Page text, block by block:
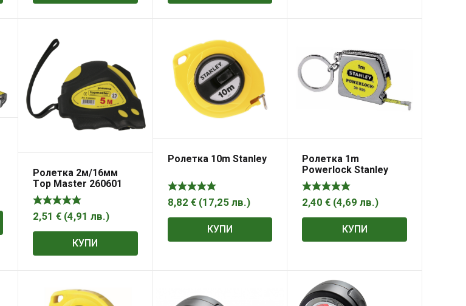
Ролетка 2м/16мм
Тop Master 260601
2,51 € (4,91 лв.)
КУПИ
Ролетка 10m Stanley
8,82 € (17,25 лв.)
КУПИ
Ролетка 1m
Powerlock Stanley
2,40€ (4,69лв.)
КУПИ